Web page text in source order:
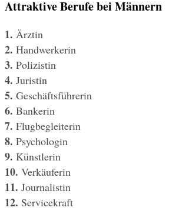
Attraktive Berufe bei Männern
1. Ärztin
2. Handwerkerin
3. Polizistin
4. Juristin
5. Geschäftsführerin
6. Bankerin
7. Flugbegleiterin
8. Psychologin
9. Künstlerin
10. Verkäuferin
11. Journalistin
12. Servicekraft